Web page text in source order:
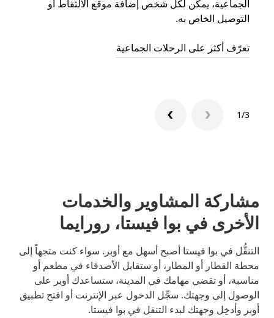
الجماعية، يمكن لكل شخص إضافة موقع الالتقاط أو
التوصيل الخاص به.
تعرّف أكثر على الرحلات الجماعية
1/3
مشاركة المشاوير والخدمات
الأخرى في بوا فيستا، رورايما
التنقُّل في بوا فيستا أصبح أسهل مع أوبر. سواء كنت متجهاً إلى
محطة القطار أو المطار، أو ستقابل الأصدقاء في مطعم أو
مناسبة، أو تقضي مهامك في المدينة، ستساعدك أوبر على
الوصول إلى وجهتك. سجِّل الدخول عبر الإنترنت أو افتح تطبيق
أوبر وأدخِل وجهتك لبدء التنقل في بوا فيستا.